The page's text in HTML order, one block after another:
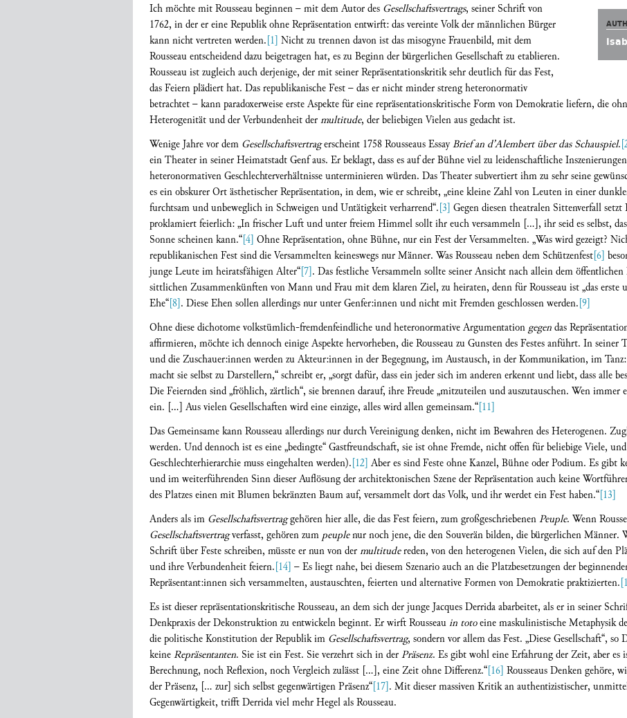
Ich möchte mit Rousseau beginnen – mit dem Autor des Gesellschaftsvertrags, seiner Schrift von
1762, in der er eine Republik ohne Repräsentation entwirft: das vereinte Volk der männlichen Bürger
kann nicht vertreten werden.[1] Nicht zu trennen davon ist das misogyne Frauenbild, mit dem
Rousseau entscheidend dazu beigetragen hat, es zu Beginn der bürgerlichen Gesellschaft zu etablieren.
Rousseau ist zugleich auch derjenige, der mit seiner Repräsentationskritik sehr deutlich für das Fest,
das Feiern plädiert hat. Das republikanische Fest – das er nicht minder streng heteronormativ
betrachtet – kann paradoxerweise erste Aspekte für eine repräsentationskritische Form von Demokratie liefern, die
Heterogenität und der Verbundenheit dermultitude, der beliebigen Vielen aus gedacht ist.
Wenige Jahre vor dem Gesellschaftsvertragerscheint 1758 Rousseaus EssayBrief an d’Alembert über das Schauspiel.
ein Theater in seiner Heimatstadt Genf aus. Er beklagt, dass es auf der Bühne viel zu leidenschaftliche
heteronormativen Geschlechterverhältnisse unterminieren würden. Das Theater subvertiert ihm zu sehr seine
es ein obskurer Ort ästhetischer Repräsentation, in dem, wie er schreibt, „eine kleine Zahl von Leuten in einer
furchtsam und unbeweglich in Schweigen und Untätigkeit verharrend“.[3] Gegen diesen theatralen Sittenverfall setzt
proklamiert feierlich: „In frischer Luft und unter freiem Himmel sollt ihr euch versammeln [...], ihr seid es selbst,
Sonne scheinen kann.“[4] Ohne Repräsentation, ohne Bühne, nur ein Fest der Versammelten. „Was wird gezeigt?
republikanischen Fest sind die Versammelten keineswegs nur Männer. Was Rousseau neben dem Schützenfest[6]
junge Leute im heiratsfähigen Alter“[7]. Das festliche Versammeln sollte seiner Ansicht nach allein dem
sittlichen Zusammenkünften von Mann und Frau mit dem klaren Ziel, zu heiraten, denn für Rousseau ist „das erste
Ehe“[8]. Diese Ehen sollen allerdings nur unter Genfer:innen und nicht mit Fremden geschlossen werden.[9]
Ohne diese dichotome volkstümlich-fremdenfeindliche und heteronormative Argumentationgegendas
affirmieren, möchte ich dennoch einige Aspekte hervorheben, die Rousseau zu Gunsten des Festes anführt. In
und die Zuschauer:innen werden zu Akteur:innen in der Begegnung, im Austausch, in der Kommunikation, im
macht sie selbst zu Darstellern,“ schreibt er, „sorgt dafür, dass ein jeder sich im anderen erkennt und liebt, dass alle
Die Feiernden sind „fröhlich, zärtlich“, sie brennen darauf, ihre Freude „mitzuteilen und auszutauschen. Wen
ein. [...] Aus vielen Gesellschaften wird eine einzige, alles wird allen gemeinsam.“[11]
Das Gemeinsame kann Rousseau allerdings nur durch Vereinigung denken, nicht im Bewahren des Heterogenen.
werden. Und dennoch ist es eine „bedingte“ Gastfreundschaft, sie ist ohne Fremde, nicht offen für beliebige Viele,
Geschlechterhierarchie muss eingehalten werden).[12] Aber es sind Feste ohne Kanzel, Bühne oder Podium. Es gibt
und im weiterführenden Sinn dieser Auflösung der architektonischen Szene der Repräsentation auch keine
des Platzes einen mit Blumen bekränzten Baum auf, versammelt dort das Volk, und ihr werdet ein Fest haben.“[13]
Anders als im Gesellschaftsvertraggehören hier alle, die das Fest feiern, zum großgeschriebenenPeuple. Wenn
Gesellschaftsvertragverfasst, gehören zum peuplenur noch jene, die den Souverän bilden, die bürgerlichen Männer.
Schrift über Feste schreiben, müsste er nun von dermultitudereden, von den heterogenen Vielen, die sich auf den
und ihre Verbundenheit feiern.[14] – Es liegt nahe, bei diesem Szenario auch an die Platzbesetzungen der
Repräsentant:innen sich versammelten, austauschten, feierten und alternative Formen von Demokratie praktizierten.
Es ist dieser repräsentationskritische Rousseau, an dem sich der junge Jacques Derrida abarbeitet, als er in seiner
Denkpraxis der Dekonstruktion zu entwickeln beginnt. Er wirft Rousseauin totoeine maskulinistische Metaphysik
die politische Konstitution der Republik im Gesellschaftsvertrag, sondern vor allem das Fest. „Diese Gesellschaft“,
keineRepräsentanten. Sie ist ein Fest. Sie verzehrt sich in derPräsenz. Es gibt wohl eine Erfahrung der Zeit, aber es
Berechnung, noch Reflexion, noch Vergleich zulässt [...], eine Zeit ohne Differenz.“[16] Rousseaus Denken gehöre,
der Präsenz, [... zur] sich selbst gegenwärtigen Präsenz“[17]. Mit dieser massiven Kritik an authentizistischer,
Gegenwärtigkeit, trifft Derrida viel mehr Hegel als Rousseau.